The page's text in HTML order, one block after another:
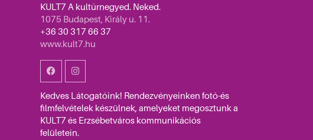
KULT7 A kultúrnegyed. Neked.
1075 Budapest, Király u. 11.
+36 30 317 66 37
www.kult7.hu
Kedves Látogatóink! Rendezvényeinken fotó-és
filmfelvételek készülnek, amelyeket megosztunk a
KULT7 és Erzsébetváros kommunikációs
felületein.